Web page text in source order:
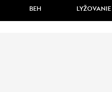
BEH LYŽOVANIE